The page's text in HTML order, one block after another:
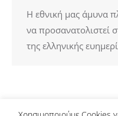
Η εθνική μας άμυνα
να προσανατολιστεί
της ελληνικής